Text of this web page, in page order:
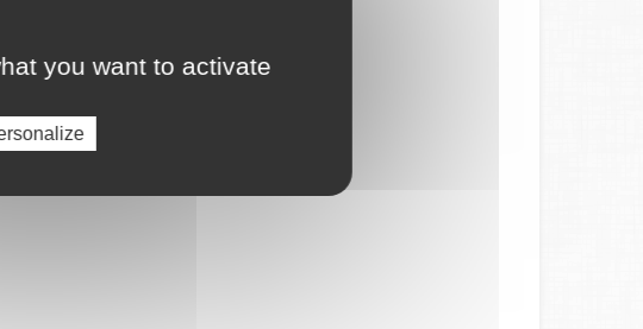
you want to activate